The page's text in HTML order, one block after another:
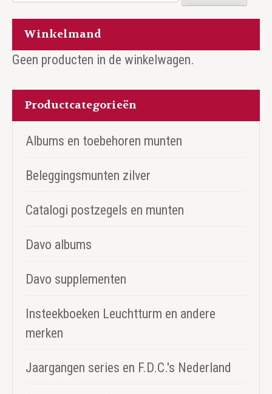
Winkelmand
Geen producten in de winkelwagen.
Productcategorieën
Albums en toebehoren munten
Beleggingsmunten zilver
Catalogi postzegels en munten
Davo albums
Davo supplementen
Insteekboeken Leuchtturm en andere
merken
Jaargangen series en F.D.C.'s Nederland